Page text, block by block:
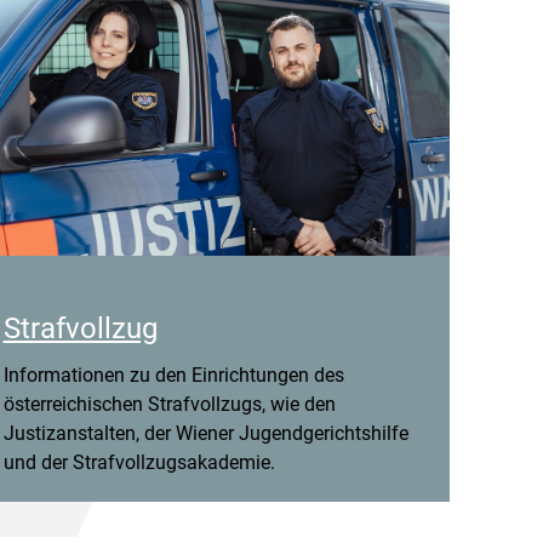
Strafvollzug
Informationen zu den Einrichtungen des
österreichischen Strafvollzugs, wie den
Justizanstalten, der Wiener Jugendgerichtshilfe
und der Strafvollzugsakademie.